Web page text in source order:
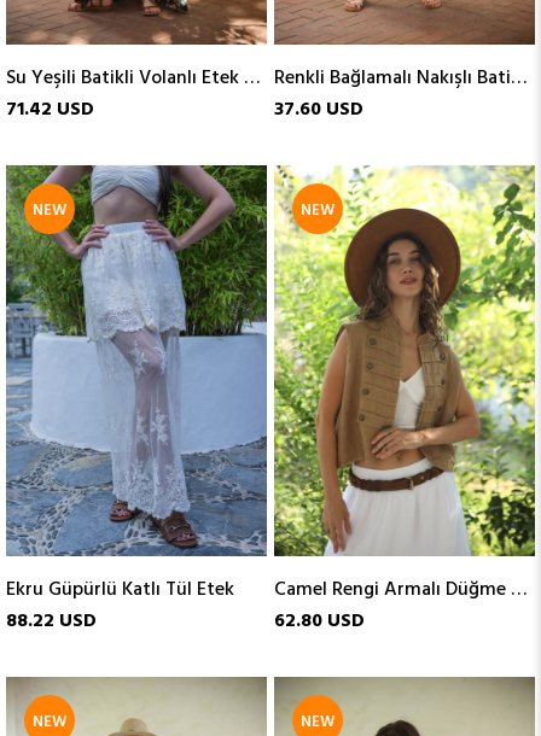
Su Yeşili Batikli Volanlı Etek ve Bolero Takım
71.42 USD
Renkli Bağlamalı Nakışlı Batik Desenli İpek Elbise
37.60 USD
Ekru Güpürlü Katlı Tül Etek
88.22 USD
NEW
ITEM
Camel Rengi Armalı Düğme Detaylı Keten Yelek
62.80 USD
NEW
ITEM
NEW NEW